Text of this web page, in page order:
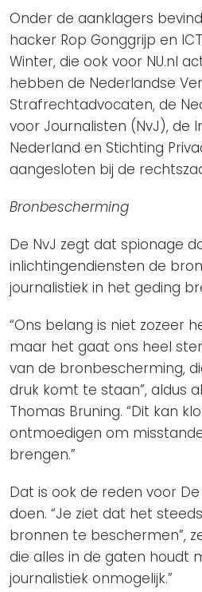
Onder de aanklagers
hacker Rop Gonggrijp en
Winter, die ook voor NU.nl
hebben de Nederlandse
Strafrechtadvocaten, de
voor Journalisten (NvJ), de
Nederland en Stichting
aangesloten bij de
Bronbescherming
De NvJ zegt dat spionage
inlichtingendiensten de
journalistiek in het geding
“Ons belang is niet zozeer
maar het gaat ons heel
van de bronbescherming,
druk komt te staan”, aldus
Thomas Bruning. “Dit kan
ontmoedigen om
brengen.”
Dat is ook de reden voor
doen. “Je ziet dat het
bronnen te beschermen”,
die alles in de gaten houdt
journalistiek onmogelijk.”